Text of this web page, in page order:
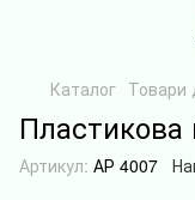
Каталог Товари
Пластикова
Артикул: АР 4007